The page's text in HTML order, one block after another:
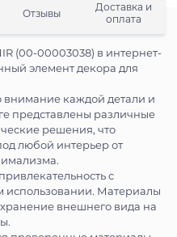
Отзывы
Доставка и
оплата
(00-00003038) в интернет-
элемент декора для
внимание каждой детали и
представлены различные
решения, что
любой интерьер от
с
использовании. Материалы
внешнего вида на